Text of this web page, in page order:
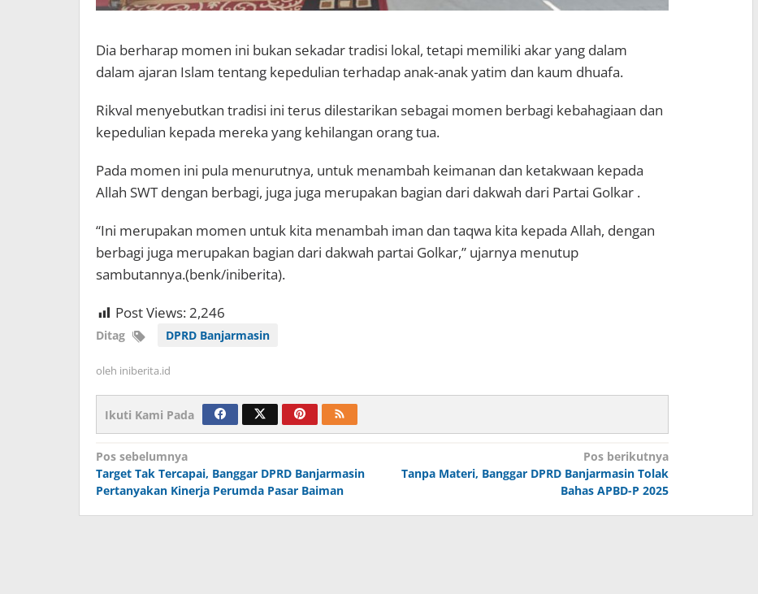
Dia berharap momen ini bukan sekadar tradisi lokal, tetapi memiliki akar yang dalam
dalam ajaran Islam tentang kepedulian terhadap anak-anak yatim dan kaum dhuafa.
Rikval menyebutkan tradisi ini terus dilestarikan sebagai momen berbagi kebahagiaan dan
kepedulian kepada mereka yang kehilangan orang tua.
Pada momen ini pula menurutnya, untuk menambah keimanan dan ketakwaan kepada
Allah SWT dengan berbagi, juga juga merupakan bagian dari dakwah dari Partai Golkar .
“Ini merupakan momen untuk kita menambah iman dan taqwa kita kepada Allah, dengan
berbagi juga merupakan bagian dari dakwah partai Golkar,” ujarnya menutup
sambutannya.(benk/iniberita).
Post Views:2,246
Ditag DPRD Banjarmasin
oleh iniberita.id
Ikuti Kami Pada
Navigasi
pos
Pos sebelumnya
Target Tak Tercapai, Banggar DPRD Banjarmasin
Pertanyakan Kinerja Perumda Pasar Baiman
Pos berikutnya
Tanpa Materi, Banggar DPRD Banjarmasin Tolak
Bahas APBD-P 2025